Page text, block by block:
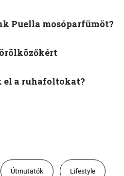
Puella mosóparfümöt?
a ruhafoltokat?
Útmutatók Lifestyle